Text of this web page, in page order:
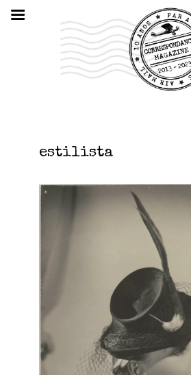
estilista